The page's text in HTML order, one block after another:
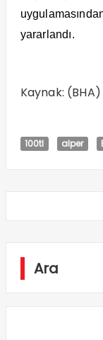
yararlandı.
Kaynak:
100tl alper
Ara